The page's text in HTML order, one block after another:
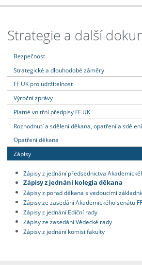
Strategie a další
Bezpečnost
Strategické a dlouhodobé záměry
FF UK pro udržitelnost
Výroční zprávy
Platné vnitřní předpisy FF UK
Rozhodnutí a sdělení děkana, opatření a
Opatření děkana
Zápisy
Zápisy z jednání předsednictva
Zápisy z jednání kolegia děkana
Zápisy z porad děkana s vedoucími
Zápisy ze zasedání Akademického senátu
Zápisy z jednání Ediční rady
Zápisy ze zasedání Vědecké rady
Zápisy z jednání komisí fakulty